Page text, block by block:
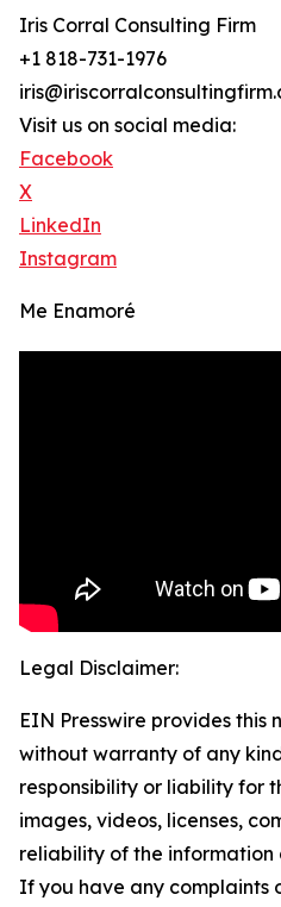
Iris Corral Consulting Firm
+1 818-731-1976
Visit us on social media:
Facebook
X
LinkedIn
Instagram
Me Enamoré
Legal Disclaimer:
EIN Presswire provides this
without warranty of any
responsibility or liability for
images, videos, licenses,
reliability of the information
If you have any complaints